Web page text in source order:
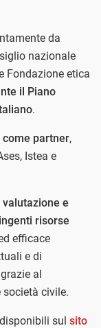
da
nazionale
Fondazione etica
il Piano
.
partner,
Istea e
e
risorse
efficace
e di
al
civile.
sul sito